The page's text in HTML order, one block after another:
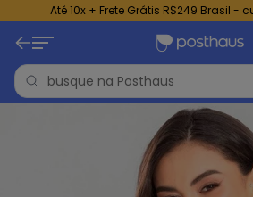
Até 10x + Frete Grátis R$249 Brasil -